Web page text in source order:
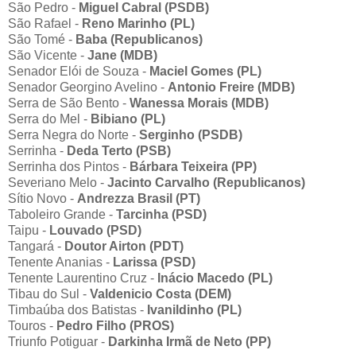
São Pedro - Miguel Cabral (PSDB)
São Rafael - Reno Marinho (PL)
São Tomé - Baba (Republicanos)
São Vicente - Jane (MDB)
Senador Elói de Souza - Maciel Gomes (PL)
Senador Georgino Avelino - Antonio Freire (MDB)
Serra de São Bento - Wanessa Morais (MDB)
Serra do Mel - Bibiano (PL)
Serra Negra do Norte - Serginho (PSDB)
Serrinha - Deda Terto (PSB)
Serrinha dos Pintos - Bárbara Teixeira (PP)
Severiano Melo - Jacinto Carvalho (Republicanos)
Sítio Novo - Andrezza Brasil (PT)
Taboleiro Grande - Tarcinha (PSD)
Taipu - Louvado (PSD)
Tangará - Doutor Airton (PDT)
Tenente Ananias - Larissa (PSD)
Tenente Laurentino Cruz - Inácio Macedo (PL)
Tibau do Sul - Valdenicio Costa (DEM)
Timbaúba dos Batistas - Ivanildinho (PL)
Touros - Pedro Filho (PROS)
Triunfo Potiguar - Darkinha Irmã de Neto (PP)